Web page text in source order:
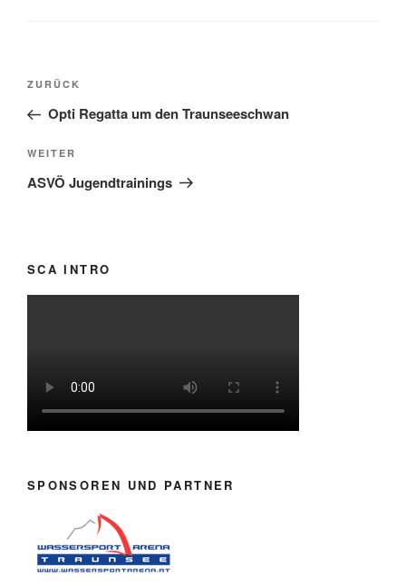
Beitragsnavigation
Vorheriger
Beitrag
ZURÜCK
Opti Regatta um den Traunseeschwan
Nächster
Beitrag
WEITER
ASVÖ Jugendtrainings
SCA INTRO
SPONSOREN UND PARTNER